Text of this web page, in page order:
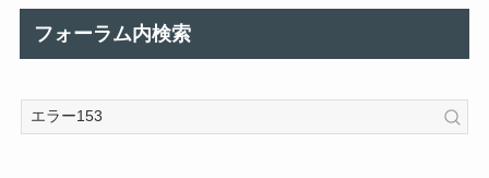
フォーラム内検索